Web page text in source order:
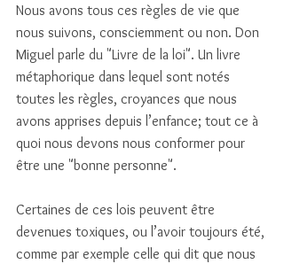
Nous avons tous ces règles de vie que
nous suivons, consciemment ou non. Don
Miguel parle du "Livre de la loi". Un livre
métaphorique dans lequel sont notés
toutes les règles, croyances que nous
avons apprises depuis l’enfance; tout ce à
quoi nous devons nous conformer pour
être une "bonne personne".
Certaines de ces lois peuvent être
devenues toxiques, ou l’avoir toujours été,
comme par exemple celle qui dit que nous